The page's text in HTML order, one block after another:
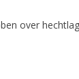
over